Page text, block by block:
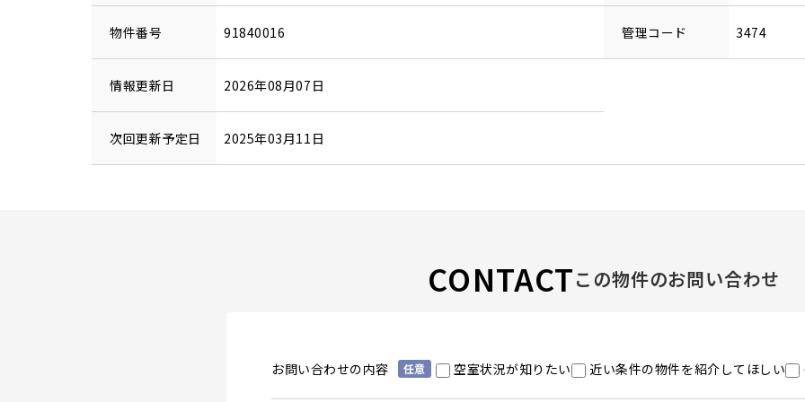
物件番号 91840016 管理コード 3474
情報更新日 2026年08月07日
次回更新予定日 2025年03月11日
CONTACTこの物件のお問い合わせ
お問い合わせの内容 任意 空室状況が知りたい 近い条件の物件を紹介してほしい